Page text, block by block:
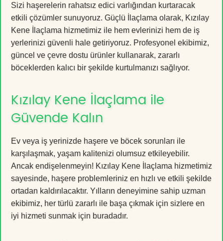
Sizi haşerelerin rahatsız edici varlığından kurtaracak
etkili çözümler sunuyoruz. Güçlü İlaçlama olarak, Kızılay
Kene İlaçlama hizmetimiz ile hem evlerinizi hem de iş
yerlerinizi güvenli hale getiriyoruz. Profesyonel ekibimiz,
güncel ve çevre dostu ürünler kullanarak, zararlı
böceklerden kalıcı bir şekilde kurtulmanızı sağlıyor.
Kızılay Kene İlaçlama ile
Güvende Kalın
Ev veya iş yerinizde haşere ve böcek sorunları ile
karşılaşmak, yaşam kalitenizi olumsuz etkileyebilir.
Ancak endişelenmeyin! Kızılay Kene İlaçlama hizmetimiz
sayesinde, haşere problemleriniz en hızlı ve etkili şekilde
ortadan kaldırılacaktır. Yılların deneyimine sahip uzman
ekibimiz, her türlü zararlı ile başa çıkmak için sizlere en
iyi hizmeti sunmak için buradadır.